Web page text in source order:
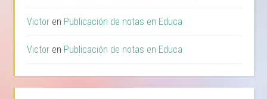
Victor en Publicación de notas en Educa
Victor en Publicación de notas en Educa